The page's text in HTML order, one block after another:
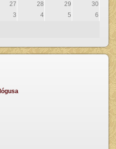
27 28 29
30
3 4 5 6